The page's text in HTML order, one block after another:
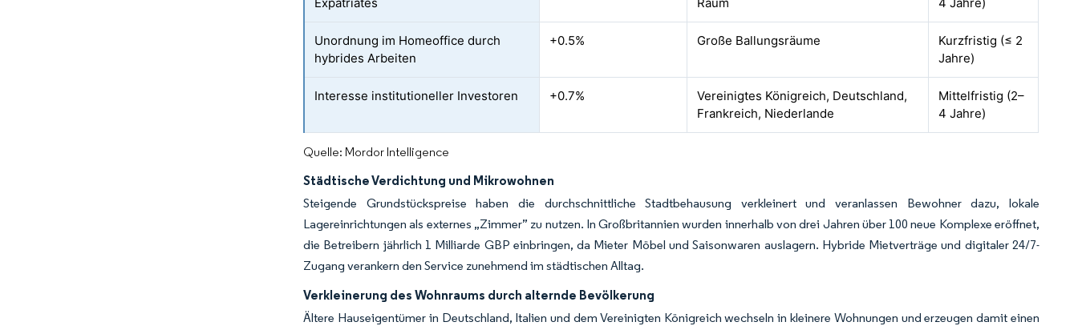
Unordnung im Homeoffice durch
hybrides Arbeiten
+0.5% Große Ballungsräume
Kurzfristig (≤ 2
Jahre)
Interesse institutioneller Investoren +0.7%
Vereinigtes Königreich, Deutschland,
Frankreich, Niederlande
Mittelfristig (2–
4 Jahre)
Quelle: Mordor Intelligence
Städtische Verdichtung und Mikrowohnen
Steigende Grundstückspreise haben die durchschnittliche Stadtbehausung verkleinert und veranlassen Bewohner dazu, lokale
Lagereinrichtungen als externes „Zimmer” zu nutzen. In Großbritannien wurden innerhalb von drei Jahren über 100 neue Komplexe eröffnet,
die Betreibern jährlich 1 Milliarde GBP einbringen, da Mieter Möbel und Saisonwaren auslagern. Hybride Mietverträge und digitaler 24/7-
Zugang verankern den Service zunehmend im städtischen Alltag.
Verkleinerung des Wohnraums durch alternde Bevölkerung
Ältere Hauseigentümer in Deutschland, Italien und dem Vereinigten Königreich wechseln in kleinere Wohnungen und erzeugen damit einen